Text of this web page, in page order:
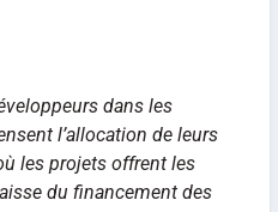
dans les
l’allocation de leurs
les projets offrent les
du financement des